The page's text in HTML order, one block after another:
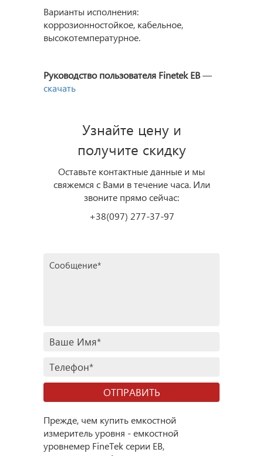
Варианты исполнения:
коррозионностойкое, кабельное,
высокотемпературное.
Руководство пользователя Finetek EB—
скачать
Узнайте цену и
получите скидку
Оставьте контактные данные и мы
свяжемся с Вами в течение часа. Или
звоните прямо сейчас:
+38(097) 277-37-97
Прежде, чем купить емкостной
измеритель уровня - емкостной
уровнемер FineTek серии EB,